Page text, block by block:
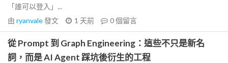
「誰可以登入」...
由 ryanvale發文 1 天前 0個留言
從 Prompt 到 Graph Engineering：這些不只是新名
詞，而是 AI Agent 踩坑後衍生的工程